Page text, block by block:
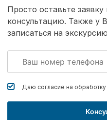
Просто оставьте
консультацию. Также у
записаться на
Даю согласие на обработку